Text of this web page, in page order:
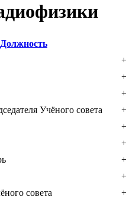
Должность
Учёного совета
совета